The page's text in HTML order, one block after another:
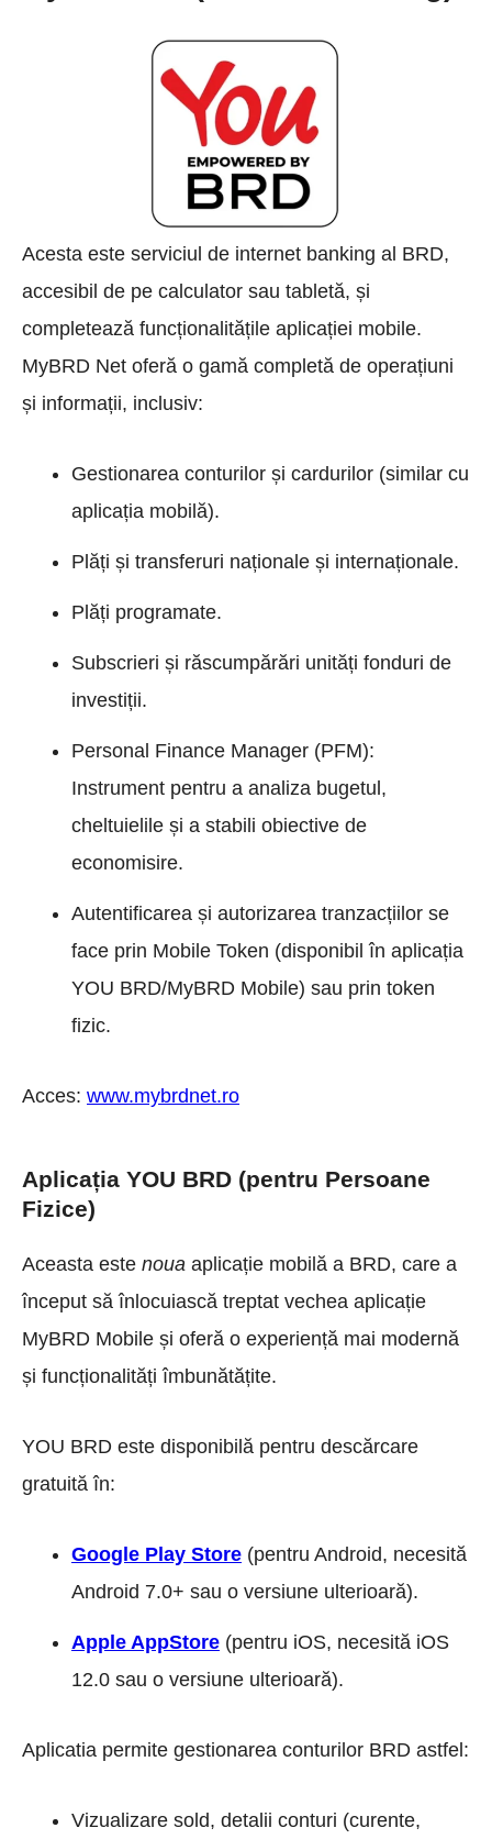
Acesta este serviciul de internet banking al BRD,
accesibil de pe calculator sau tabletă, și
completează funcționalitățile aplicației mobile.
MyBRD Net oferă o gamă completă de operațiuni
și informații, inclusiv:
Gestionarea conturilor și cardurilor (similar cu
aplicația mobilă).
Plăți și transferuri naționale și internaționale.
Plăți programate.
Subscrieri și răscumpărări unități fonduri de
investiții.
Personal Finance Manager (PFM):
Instrument pentru a analiza bugetul,
cheltuielile și a stabili obiective de
economisire.
Autentificarea și autorizarea tranzacțiilor se
face prin Mobile Token (disponibil în aplicația
YOU BRD/MyBRD Mobile) sau prin token
fizic.
Acces: www.mybrdnet.ro
Aplicația YOU BRD (pentru Persoane
Fizice)
Aceasta este noua aplicație mobilă a BRD, care a
început să înlocuiască treptat vechea aplicație
MyBRD Mobile și oferă o experiență mai modernă
și funcționalități îmbunătățite.
YOU BRD este disponibilă pentru descărcare
gratuită în:
Google Play Store (pentru Android, necesită
Android 7.0+ sau o versiune ulterioară).
Apple AppStore (pentru iOS, necesită iOS
12.0 sau o versiune ulterioară).
Aplicatia permite gestionarea conturilor BRD astfel:
Vizualizare sold, detalii conturi (curente,